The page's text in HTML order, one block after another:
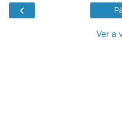
‹
Ver a